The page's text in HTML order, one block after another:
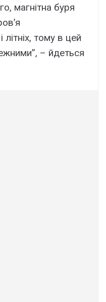
магнітна буря
тому в цей
– йдеться